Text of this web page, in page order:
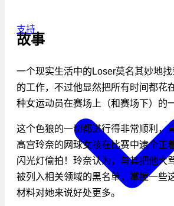
支持
故事
一个现实生活中的Loser莫名其妙地
的工作，不过他显然把所有时间都花
种女运动员在赛场上（和赛场下）的
这个色狼的一切都进行得非常顺利，
高宫玲奈的网球女孩在比赛中逮个正
闪光灯偷拍！玲奈认为，与其把他大
被列入相关领域的黑名单，掌握一些
材料对她来说好处更多。